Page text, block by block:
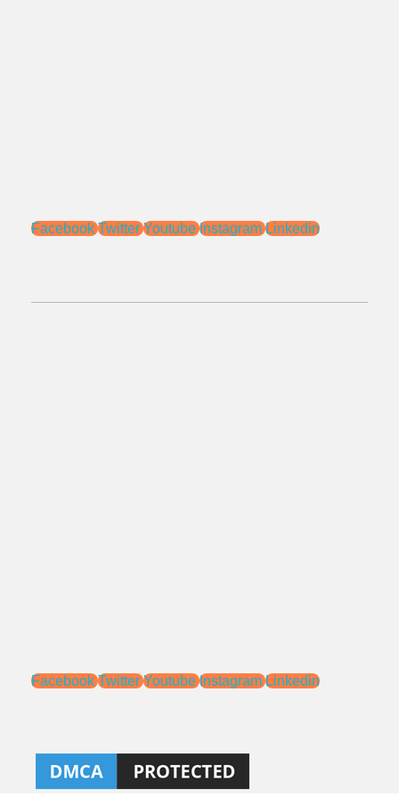
Facebook Twitter Youtube Instagram Linkedin
Facebook Twitter Youtube Instagram Linkedin